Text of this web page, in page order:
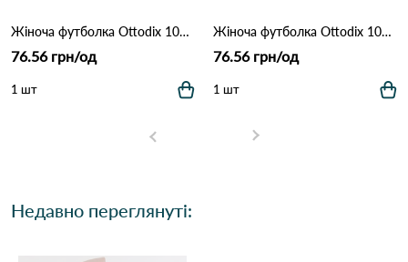
Жіноча футболка Ottodix 1004 Рожевий
76.56 грн/од
1 шт
Жіноча футболка Ottodix 1004 Червоний
76.56 грн/од
1 шт
Недавно переглянуті: